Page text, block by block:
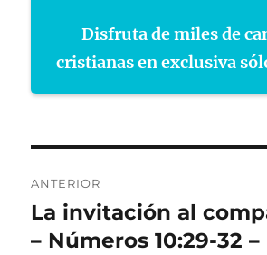
Disfruta de miles de
cristianas en exclusiva
de
entradas
ANTERIOR
Entrada
anterior:
La invitación al
– Números 10:29-32